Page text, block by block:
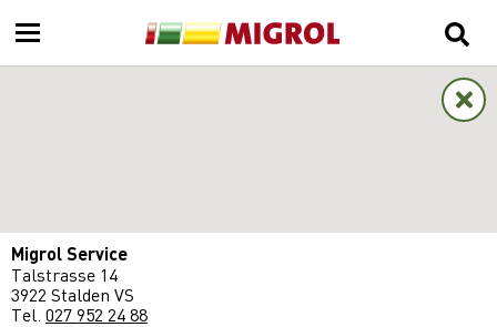
Migrol Service
Talstrasse 14
3922 Stalden VS
Tel. 027 952 24 88